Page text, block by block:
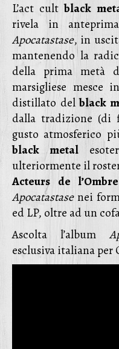
L’act cultblack
rivela in
Apocatastase, in
mantenendo la
della prima metà
marsigliese mesce in
distillato delblack
dalla tradizione (di
gusto atmosferico
black metal
ulteriormente il
Acteurs de
Apocatastasenei
ed LP, oltre ad un
Ascolta l’album
esclusiva italiana per